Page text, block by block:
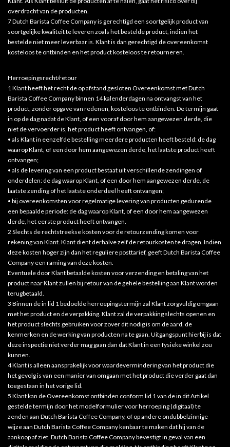
overdracht van de producten.
7 Dutch Barista Coffee Company is gerechtigd een soortgelijk product van
soortgelijke kwaliteit te leveren zoals het bestelde product, indien het
bestelde niet meer leverbaar is. Klant is dan gerechtigd de overeenkomst
kosteloos te ontbinden en het product kosteloos te retourneren.
Herroepingsrecht/retour
1 Klant heeft het recht de op afstand gesloten Overeenkomst met Dutch
Barista Coffee Company binnen 14 kalenderdagen na ontvangst van het
product, zonder opgave van redenen, kosteloos te ontbinden. De termijn gaat
in op de dag nadat de Klant, of een vooraf door hem aangewezen derde, die
niet de vervoerder is, het product heeft ontvangen, of:
• als Klant in eenzelfde bestelling meerdere producten heeft besteld: de dag
waarop Klant, of een door hem aangewezen derde, het laatste product heeft
ontvangen;
• als de levering van een product bestaat uit verschillende zendingen of
onderdelen: de dag waarop Klant, of een door hem aangewezen derde, de
laatste zending of het laatste onderdeel heeft ontvangen;
• bij overeenkomsten voor regelmatige levering van producten gedurende
een bepaalde periode: de dag waarop Klant, of een door hem aangewezen
derde, het eerste product heeft ontvangen.
2 Slechts de rechtstreekse kosten voor de retourzending komen voor
rekening van Klant. Klant dient derhalve zelf de retourkosten te dragen. Indien
deze kosten hoger zijn dan het reguliere posttarief, geeft Dutch Barista Coffee
Company een raming van deze kosten.
Eventuele door Klant betaalde kosten voor verzending en betaling van het
product naar Klant zullen bij retour van de gehele bestelling aan Klant worden
terugbetaald.
3 Binnen de in lid 1 bedoelde herroepingstermijn zal Klant zorgvuldig omgaan
met het product en de verpakking. Klant zal de verpakking slechts openen en
het product slechts gebruiken voor zover dit nodig is om de aard, de
kenmerken en de werking van producten na te gaan. Uitgangspunt hierbij is dat
deze inspectie niet verder mag gaan dan dat Klant in een fysieke winkel zou
kunnen.
4 Klant is alleen aansprakelijk voor waardevermindering van het product die
het gevolg is van een manier van omgaan met het product die verder gaat dan
toegestaan in het vorige lid.
5 Klant kan de Overeenkomst ontbinden conform lid 1 van de in dit Artikel
gestelde termijn door het modelformulier voor herroeping (digitaal) te
zenden aan Dutch Barista Coffee Company, of op andere ondubbelzinnige
wijze aan Dutch Barista Coffee Company kenbaar te maken dat hij van de
aankoop af ziet. Dutch Barista Coffee Company bevestigt in geval van een